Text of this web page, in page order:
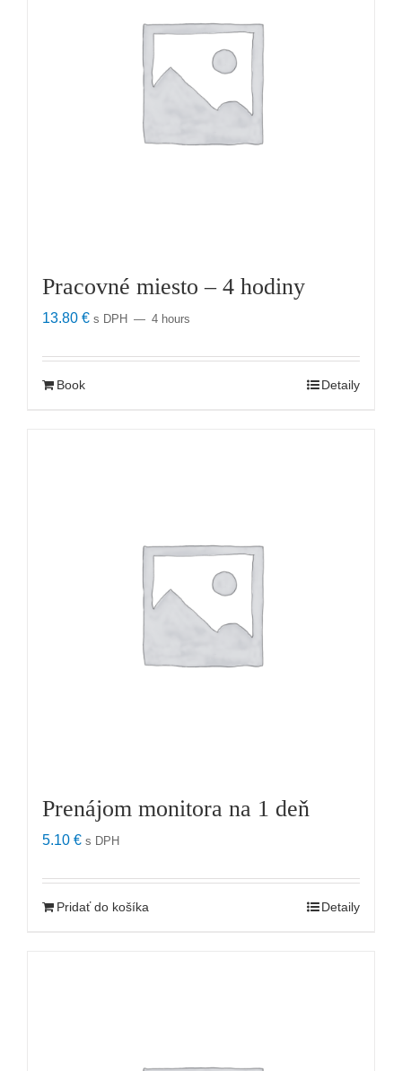
Pracovné miesto – 4 hodiny
13.80 € s DPH 4 hours
Book Detaily
Prenájom monitora na 1 deň
5.10 € s DPH
Pridať do košíka Detaily